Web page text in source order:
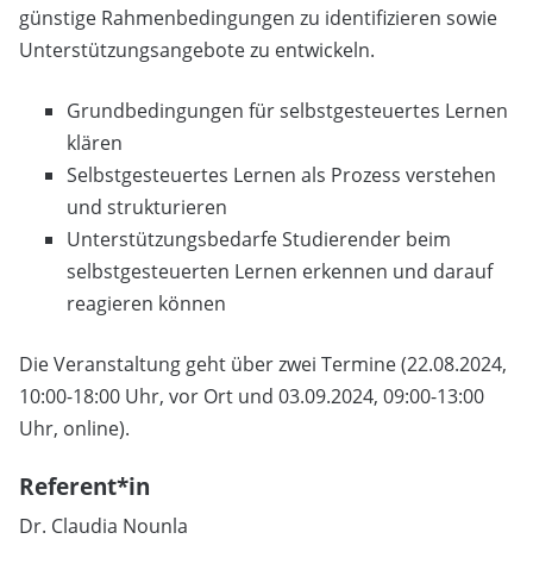
günstige Rahmenbedingungen zu identifizieren sowie
Unterstützungsangebote zu entwickeln.
Grundbedingungen für selbstgesteuertes Lernen
klären
Selbstgesteuertes Lernen als Prozess verstehen
und strukturieren
Unterstützungsbedarfe Studierender beim
selbstgesteuerten Lernen erkennen und darauf
reagieren können
Die Veranstaltung geht über zwei Termine (22.08.2024,
10:00-18:00 Uhr, vor Ort und 03.09.2024, 09:00-13:00
Uhr, online).
Referent*in
Dr. Claudia Nounla